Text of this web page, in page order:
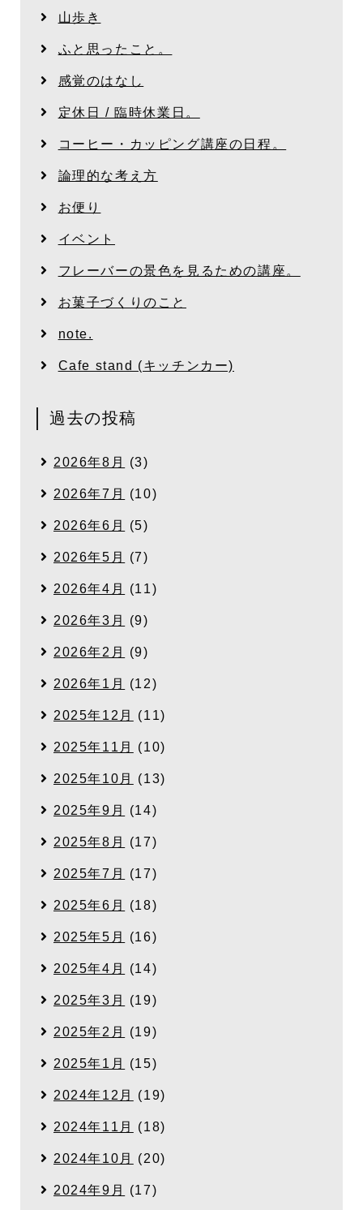
山歩き
ふと思ったこと。
感覚のはなし
定休日 / 臨時休業日。
コーヒー・カッピング講座の日程。
論理的な考え方
お便り
イベント
フレーバーの景色を見るための講座。
お菓子づくりのこと
note.
Cafe stand (キッチンカー)
過去の投稿
2026年8月 (3)
2026年7月 (10)
2026年6月 (5)
2026年5月 (7)
2026年4月 (11)
2026年3月 (9)
2026年2月 (9)
2026年1月 (12)
2025年12月 (11)
2025年11月 (10)
2025年10月 (13)
2025年9月 (14)
2025年8月 (17)
2025年7月 (17)
2025年6月 (18)
2025年5月 (16)
2025年4月 (14)
2025年3月 (19)
2025年2月 (19)
2025年1月 (15)
2024年12月 (19)
2024年11月 (18)
2024年10月 (20)
2024年9月 (17)